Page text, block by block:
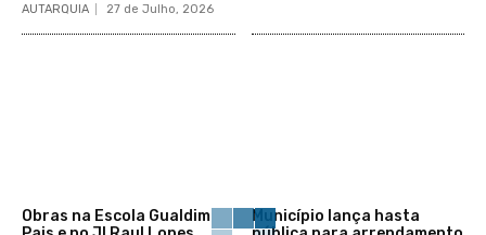
AUTARQUIA 27 de Julho, 2026
Obras na Escola Gualdim
Município lança hasta